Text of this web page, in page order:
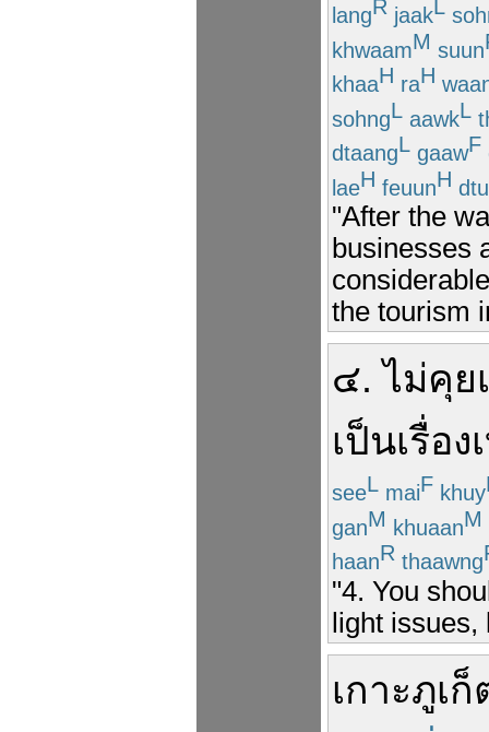
langR jaakL
khwaamM suun
khaaH raH
sohngL aawkL
dtaangL gaawF
laeH feuunH
"After the
businesses
the tourism
๔.ไม่คุย
เป็นเรื่อง
seeL maiF khuy
ganM khuaanM
haanR thaawng
"4. You
light issues,
เกาะภูเก็